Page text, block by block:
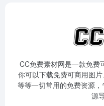
CC免费素材网是一款免费
你可以下载免费可商用图
等等一切常用的免费资源
源